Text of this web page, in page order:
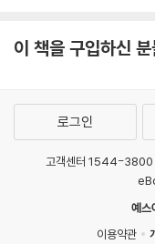
이 책을 구입하신
로그인
고객센터 1544-3800
예스
이용약관